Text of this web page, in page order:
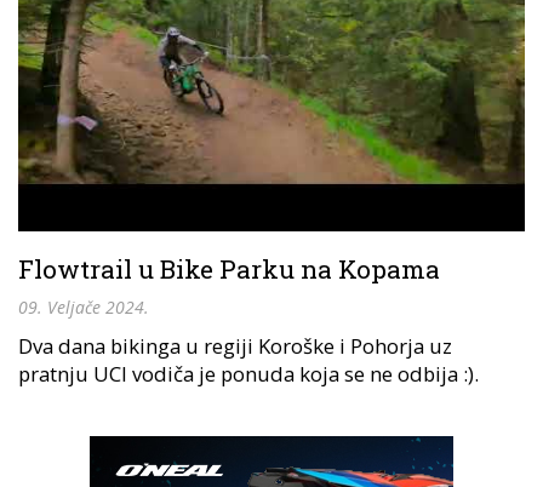
Flowtrail u Bike Parku na Kopama
09. Veljače 2024.
Dva dana bikinga u regiji Koroške i Pohorja uz
pratnju UCI vodiča je ponuda koja se ne odbija :).